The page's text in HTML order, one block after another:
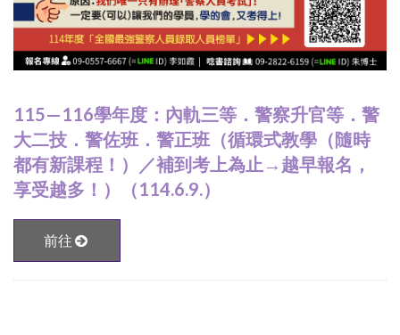
115—116學年度：內軌三等．警察升官等．警
大二技．警佐班．警正班（循環式教學（隨時
都有新課程！）／補到考上為止→越早報名，
享受越多！）（114.6.9.）
前往